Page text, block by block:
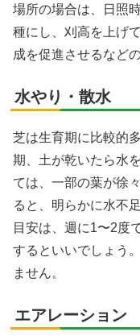
場所の場合は、日照
種にし、刈高を上げ
成を促進させるなど
水やり・散水
芝は生育期に比較的
期、土が乾いたら水
ては、一部の葉が徐
ると、明らかに水不足
目安は、週に1〜2度
するといいでしょう
ません。
エアレーション